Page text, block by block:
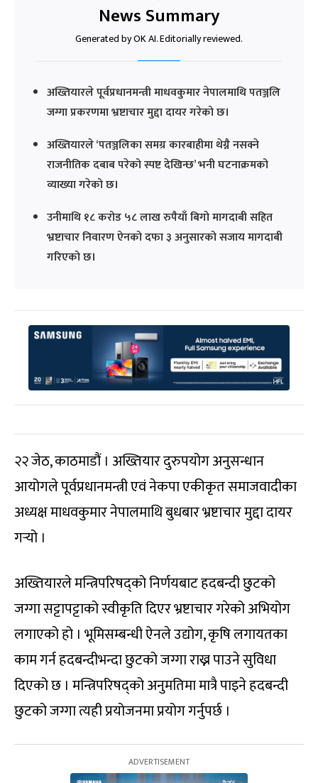
News Summary
Generated by OK AI. Editorially reviewed.
अख्तियारले पूर्वप्रधानमन्त्री माधवकुमार नेपालमाथि पतञ्जलि
जग्गा प्रकरणमा भ्रष्टाचार मुद्दा दायर गरेको छ।
अख्तियारले ‘पतञ्जलिका समग्र कारबाहीमा थेग्नै नसक्ने
राजनीतिक दबाब परेको स्पष्ट देखिन्छ’ भनी घटनाक्रमको
व्याख्या गरेको छ।
उनीमाथि १८ करोड ५८ लाख रुपैयाँ बिगो मागदाबी सहित
भ्रष्टाचार निवारण ऐनको दफा ३ अनुसारको सजाय मागदाबी
गरिएको छ।
२२ जेठ, काठमाडौं । अख्तियार दुरुपयोग अनुसन्धान
आयोगले पूर्वप्रधानमन्त्री एवं नेकपा एकीकृत समाजवादीका
अध्यक्ष माधवकुमार नेपालमाथि बुधबार भ्रष्टाचार मुद्दा दायर
गर्‍यो ।
अख्तियारले मन्त्रिपरिषद्‌को निर्णयबाट हदबन्दी छुटको
जग्गा सट्टापट्टाको स्वीकृति दिएर भ्रष्टाचार गरेको अभियोग
लगाएको हो । भूमिसम्बन्धी ऐनले उद्योग, कृषि लगायतका
काम गर्न हदबन्दीभन्दा छुटको जग्गा राख्न पाउने सुविधा
दिएको छ । मन्त्रिपरिषद्‌को अनुमतिमा मात्रै पाइने हदबन्दी
छुटको जग्गा त्यही प्रयोजनमा प्रयोग गर्नुपर्छ ।